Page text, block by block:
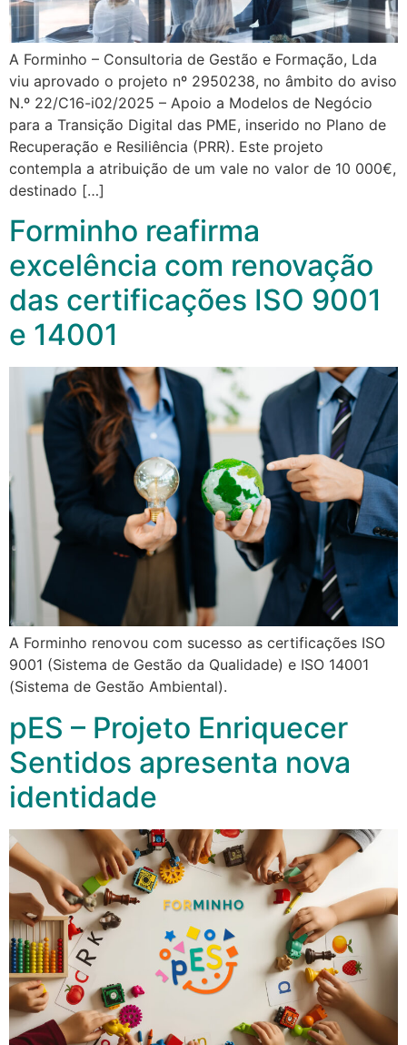
A Forminho – Consultoria de Gestão e Formação, Lda
viu aprovado o projeto nº 2950238, no âmbito do aviso
N.º 22/C16-i02/2025 – Apoio a Modelos de Negócio
para a Transição Digital das PME, inserido no Plano de
Recuperação e Resiliência (PRR). Este projeto
contempla a atribuição de um vale no valor de 10 000€,
destinado […]
Forminho reafirma
excelência com renovação
das certificações ISO 9001
e 14001
A Forminho renovou com sucesso as certificações ISO
9001 (Sistema de Gestão da Qualidade) e ISO 14001
(Sistema de Gestão Ambiental).
pES – Projeto Enriquecer
Sentidos apresenta nova
identidade